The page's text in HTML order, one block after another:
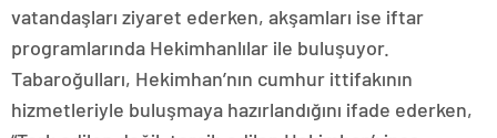
vatandaşları ziyaret ederken, akşamları ise iftar
programlarında Hekimhanlılar ile buluşuyor.
Tabaroğulları, Hekimhan’nın cumhur ittifakının
hizmetleriyle buluşmaya hazırlandığını ifade ederken,